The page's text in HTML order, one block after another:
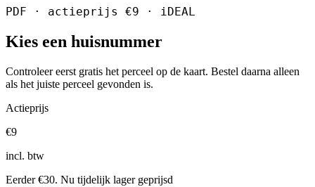
PDF · actieprijs €9 · iDEAL
Kies een huisnummer
Controleer eerst gratis het perceel op de kaart. Bestel daarna alleen
als het juiste perceel gevonden is.
Actieprijs
€9
incl. btw
Eerder €30. Nu tijdelijk lager geprijsd